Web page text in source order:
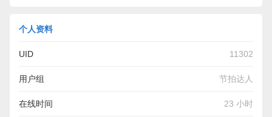
个人资料
UID 11302
用户组 节拍达人
在线时间 23 小时